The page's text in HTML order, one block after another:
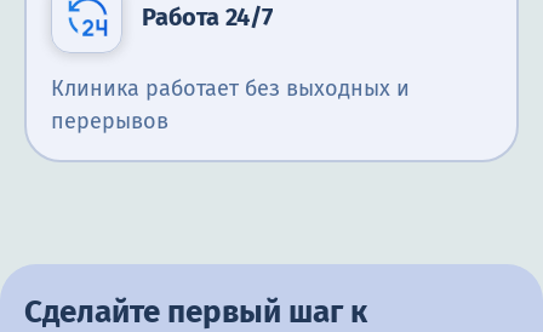
Работа 24/7
Клиника работает без выходных и
перерывов
Сделайте первый шаг к